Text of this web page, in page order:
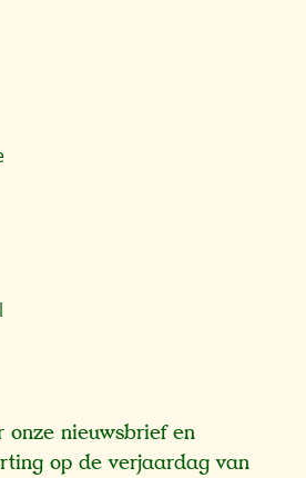
onze nieuwsbrief en
op de verjaardag van